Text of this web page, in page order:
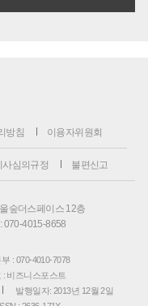
방침 이용자위원회
사심의규정 불편신고
숲더스페이스 12층
070-4015-8658
: 070-4010-7078
: 비즈니스포스트
발행일자: 2013년 12월 2일